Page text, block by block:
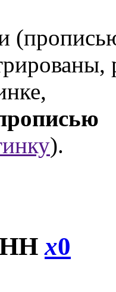
).
ННx0